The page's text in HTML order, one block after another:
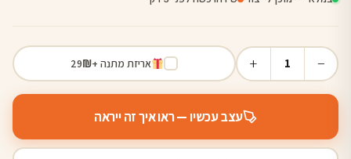
−
1
+ אריזת מתנה +₪
29
עצב עכשיו — ראו איך זה ייראה